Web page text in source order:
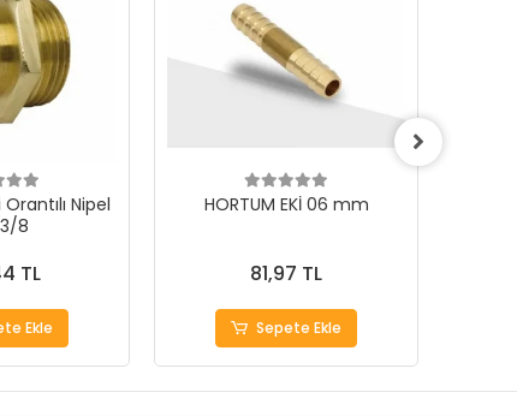
Nipel
8
TL
Ekle
HORTUM EKİ 06 mm
81,97 TL
Sepete Ekle